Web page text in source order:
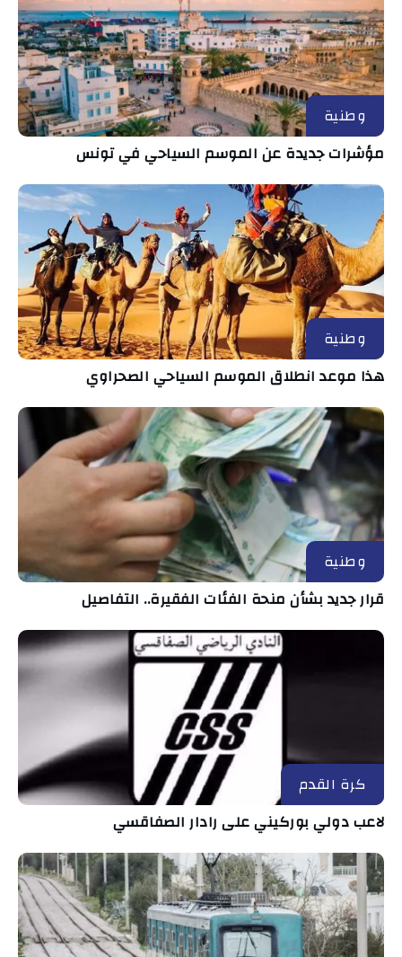
وطنية
مؤشرات جديدة عن الموسم السياحي في تونس
وطنية
هذا موعد انطلاق الموسم السياحي الصحراوي
وطنية
قرار جديد بشأن منحة الفئات الفقيرة.. التفاصيل
كرة القدم
لاعب دولي بوركيني على رادار الصفاقسي